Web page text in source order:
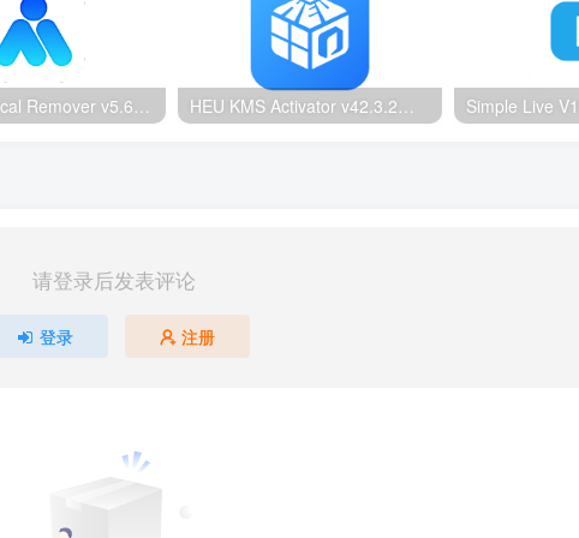
Ultimate Vocal Remover v5.6.0汉化版：一键人声分离工具 HEU KMS Activator v42.3.2：Windows/Office智能激活工具
请登录后发表评论
登录 注册